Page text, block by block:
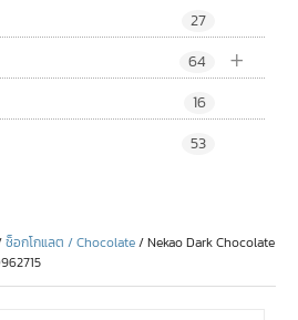
27
+
64
16
53
ช็อกโกแลต / Chocolate/ Nekao Dark Chocolate